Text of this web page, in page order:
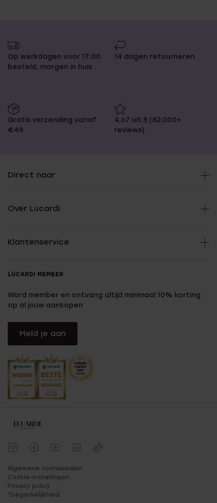
Op werkdagen voor 17:00
besteld, morgen in huis
14 dagen retourneren
Gratis verzending vanaf
€49
4,67 uit 5 (82.000+
reviews)
Direct naar
Over Lucardi
Klantenservice
LUCARDI MEMBER
Word member en ontvang altijd minimaal 10% korting
op al jouw aankopen
Meld je aan
Algemene voorwaarden
Cookie-instellingen
Privacy policy
Toegankelijkheid